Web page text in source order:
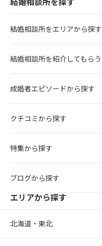
結婚相談所をエリアから探す
結婚相談所を紹介してもらう
成婚者エピソードから探す
クチコミから探す
特集から探す
ブログから探す
エリアから探す
北海道・東北